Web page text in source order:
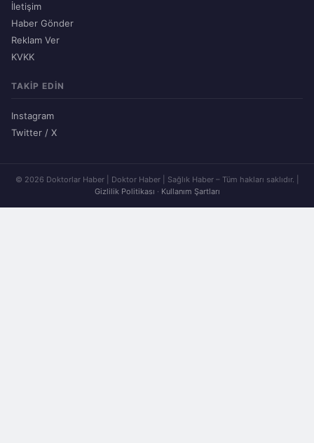
İletişim
Haber Gönder
Reklam Ver
KVKK
TAKIP EDIN
Instagram
Twitter / X
© 2026 Doktorlar Haber | Doktor Haber | Sağlık Haber – Tüm hakları saklıdır. |
Gizlilik Politikası · Kullanım Şartları